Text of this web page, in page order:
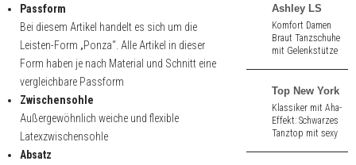
Passform
Bei diesem Artikel handelt es sich um die
Leisten-Form „Ponza“. Alle Artikel in dieser
Form haben je nach Material und Schnitt eine
vergleichbare Passform
Zwischensohle
Außergewöhnlich weiche und flexible
Latexzwischensohle
Absatz
Netzeinsatz und
einer wundervollen
Silhouette.
Ashley LS
Komfort Damen
Braut Tanzschuhe
mit Gelenkstütze
Ledersohle. 6,0 cm
hoher Absatz.
Top New York
Klassiker mit Aha-
Effekt: Schwarzes
Tanztop mit sexy